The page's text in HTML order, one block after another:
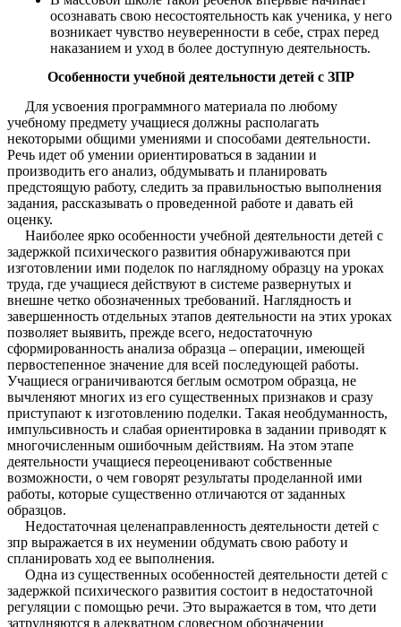
осознавать свою несостоятельность как ученика, у него
возникает чувство неуверенности в себе, страх перед
наказанием и уход в более доступную деятельность.
Особенности учебной деятельности детей с ЗПР
Для усвоения программного материала по любому
учебному предмету учащиеся должны располагать
некоторыми общими умениями и способами деятельности.
Речь идет об умении ориентироваться в задании и
производить его анализ, обдумывать и планировать
предстоящую работу, следить за правильностью выполнения
задания, рассказывать о проведенной работе и давать ей
оценку.
Наиболее ярко особенности учебной деятельности детей с
задержкой психического развития обнаруживаются при
изготовлении ими поделок по наглядному образцу на уроках
труда, где учащиеся действуют в системе развернутых и
внешне четко обозначенных требований. Наглядность и
завершенность отдельных этапов деятельности на этих уроках
позволяет выявить, прежде всего, недостаточную
сформированность анализа образца – операции, имеющей
первостепенное значение для всей последующей работы.
Учащиеся ограничиваются беглым осмотром образца, не
вычленяют многих из его существенных признаков и сразу
приступают к изготовлению поделки. Такая необдуманность,
импульсивность и слабая ориентировка в задании приводят к
многочисленным ошибочным действиям. На этом этапе
деятельности учащиеся переоценивают собственные
возможности, о чем говорят результаты проделанной ими
работы, которые существенно отличаются от заданных
образцов.
Недостаточная целенаправленность деятельности детей с
зпр выражается в их неумении обдумать свою работу и
спланировать ход ее выполнения.
Одна из существенных особенностей деятельности детей с
задержкой психического развития состоит в недостаточной
регуляции с помощью речи. Это выражается в том, что дети
затрудняются в адекватном словесном обозначении